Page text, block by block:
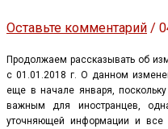
Оставьте комментарий /
Продолжаем рассказывать об
с 01.01.2018 г. О данном
еще в начале января,
важным для иностранцев,
уточняющей информации и все